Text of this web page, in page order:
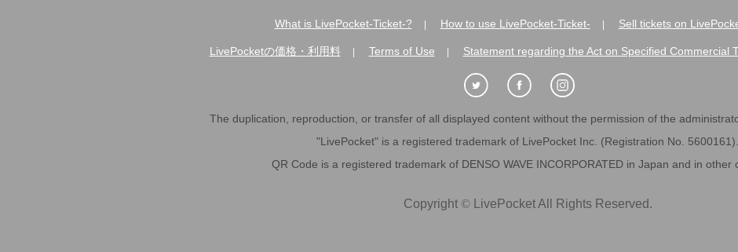
What is LivePocket-Ticket-? How to use LivePocket-Ticket- Sell tickets on
LivePocketの価格・利用料 Terms of Use Statement regarding the Act on Specified Commercial
The duplication, reproduction, or transfer of all displayed content without the permission of the
"LivePocket" is a registered trademark of LivePocket Inc. (Registration No. 5600161).
QR Code is a registered trademark of DENSO WAVE INCORPORATED in Japan and in other
Copyright© LivePocket All Rights Reserved.